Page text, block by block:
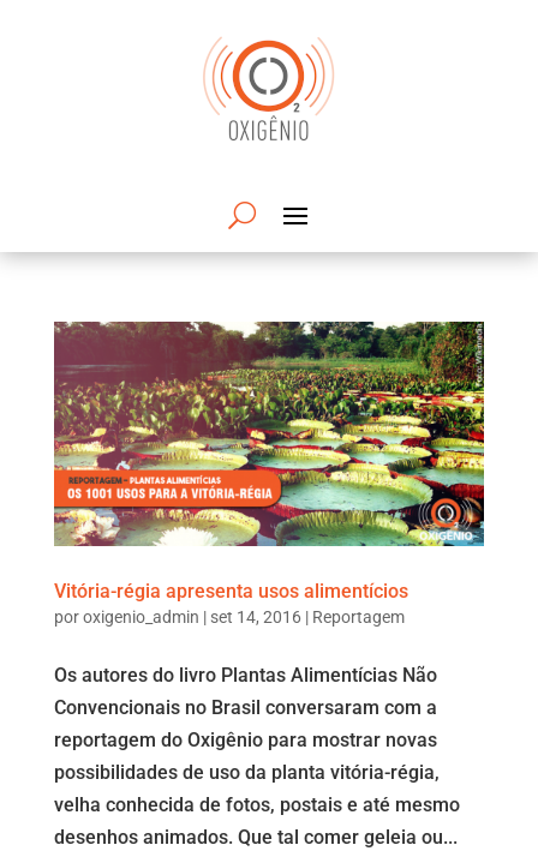
Vitória-régia apresenta usos alimentícios
poroxigenio_admin | set 14, 2016| Reportagem
Os autores do livro Plantas Alimentícias Não
Convencionais no Brasil conversaram com a
reportagem do Oxigênio para mostrar novas
possibilidades de uso da planta vitória-régia,
velha conhecida de fotos, postais e até mesmo
desenhos animados. Que tal comer geleia ou...